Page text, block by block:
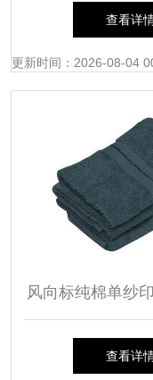
光更美好的
查看详
更新时间：2026-08-04
风向标纯棉单纱
超强吸水，柔软
查看详